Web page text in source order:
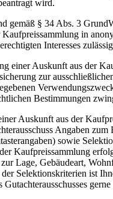
wird.
gemäß § 34 Abs. 3
in
Interesses
einer Auskunft aus der
zur
Bestimmungen
Auskunft aus der
Angaben
sowie
Kaufpreissammlung
Lage, Gebäudeart,
Selektionskriterien ist
Gutachterausschusses